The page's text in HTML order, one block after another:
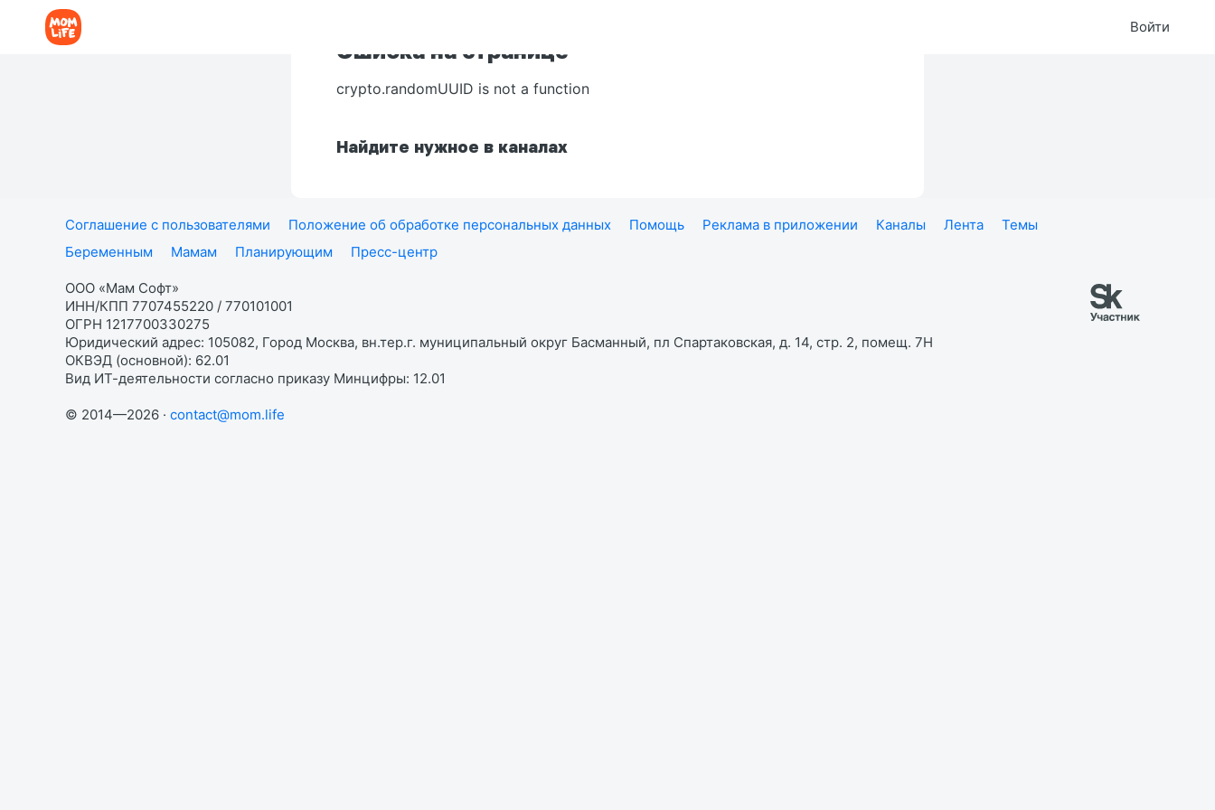
Войти
Ошибка на странице
crypto.randomUUID is not a function
Найдите нужное в каналах
Соглашение с пользователями Положение об обработке персональных данных Помощь Реклама в приложении Каналы Лента
Темы
Беременным
Мамам Планирующим Пресс-центр
ООО «Мам Софт»
ИНН/КПП 7707455220 / 770101001
ОГРН 1217700330275
Юридический адрес: 105082, Город Москва, вн.тер.г. муниципальный округ Басманный, пл Спартаковская, д. 14, стр. 2, помещ. 7Н
ОКВЭД (основной): 62.01
Вид ИТ-деятельности согласно приказу Минцифры: 12.01
© 2014—2026 · contact@mom.life